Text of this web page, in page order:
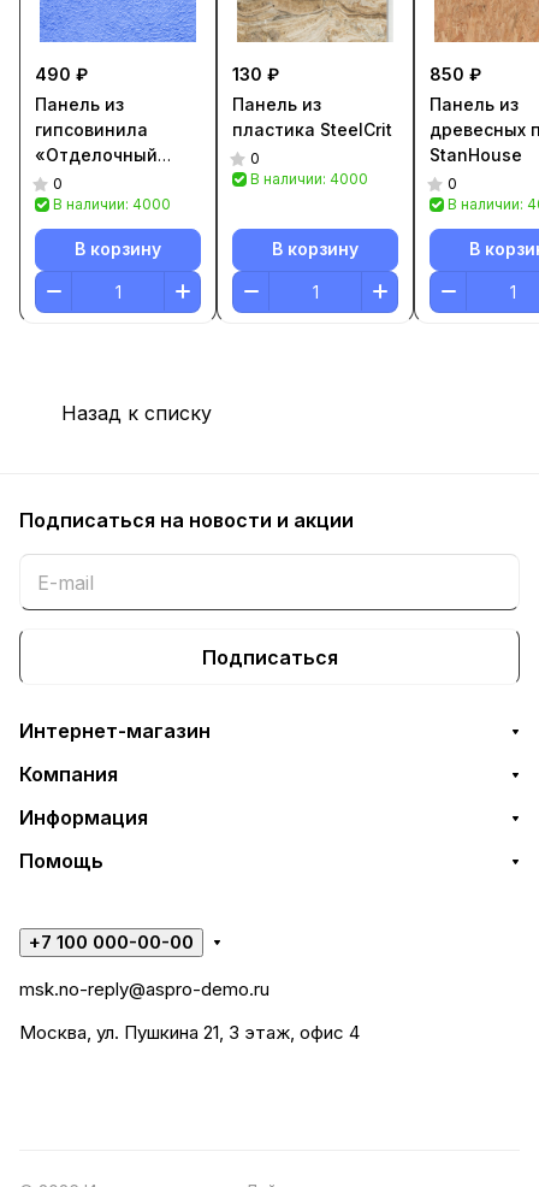
490 ₽
Панель из
гипсовинила
«Отделочный
Дом»
0
В наличии: 4000
В корзину
130 ₽
Панель из
пластика SteelCrit
0
В наличии: 4000
В корзину
850 ₽
Панель из
древесных
StanHouse
0
В наличии:
В
Назад к списку
Подписаться на новости и акции
Подписаться
Интернет-магазин
Компания
Информация
Помощь
+7 100 000-00-00
msk.no-reply@aspro-demo.ru
Москва, ул. Пушкина 21, 3 этаж, офис 4